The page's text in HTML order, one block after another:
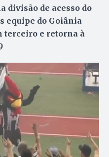
divisão de acesso do
equipe do Goiânia
terceiro e retorna à